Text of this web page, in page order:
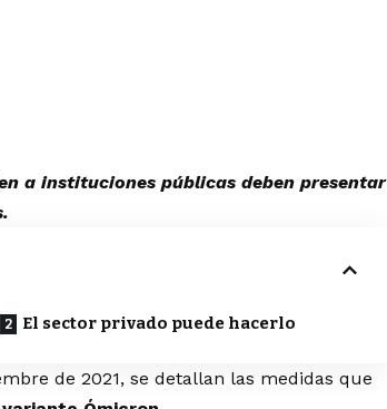
a instituciones públicas deben presentar
El sector privado puede hacerlo
de 2021, se detallan las medidas que